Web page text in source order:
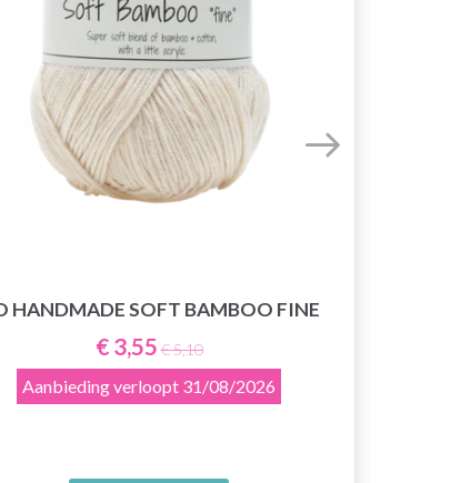
HANDMADE SOFT BAMBOO FINE
€ 3,55 € 5,10
Aanbieding verloopt 31/08/2026